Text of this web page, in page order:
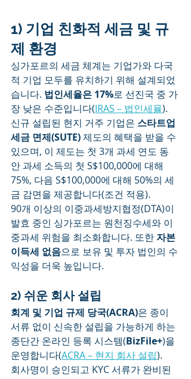
1) 기업 친화적 세금 및 규
제 환경
싱가포르의 세금 체계는 기업가와 다국
적 기업 모두를 유치하기 위해 설계되었
습니다. 법인세율은 17%로 선진국 중 가
장 낮은 수준입니다(IRAS – 법인세율).
신규 설립된 현지 거주 기업은 스타트업
세금 면제(SUTE) 제도의 혜택을 받을 수
있으며, 이 제도는 첫 3개 과세 연도 동
안 과세 소득의 첫 S$100,000에 대해
75%, 다음 S$100,000에 대해 50%의 세
금 감면을 제공합니다(조건 적용).
90개 이상의 이중과세방지협정(DTA)이
발효 중인 싱가포르는 원천징수세와 이
중과세 위험을 최소화합니다. 또한 자본
이득세 없음으로 보유 및 투자 법인의 수
익성을 더욱 높입니다.
2) 쉬운 회사 설립
회계 및 기업 규제 당국(ACRA)은 종이
서류 없이 신속한 설립을 가능하게 하는
종단간 온라인 등록 시스템(BizFile+)을
운영합니다(ACRA – 현지 회사 설립).
회사명이 승인되고 KYC 서류가 완비된